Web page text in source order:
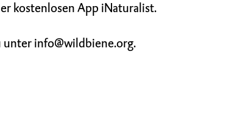
kostenlosen App iNaturalist.
info@wildbiene.org.